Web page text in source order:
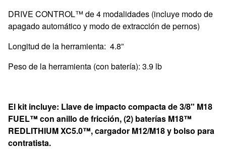
DRIVE CONTROL™ de 4 modalidades (incluye modo de
apagado automático y modo de extracción de pernos)
Longitud de la herramienta: 4.8”
Peso de la herramienta (con batería): 3.9 lb
El kit incluye: Llave de impacto compacta de 3/8" M18
FUEL™ con anillo de fricción,(2) baterías M18™
REDLITHIUM XC5.0™, cargador M12/M18 y bolso para
contratista.